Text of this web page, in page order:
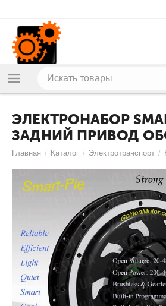
ЭЛЕКТРОНАБОР
ЗАДНИЙ ПРИВОД
Главная / Каталог / Электротранспорт /